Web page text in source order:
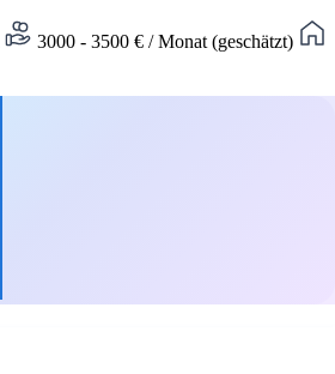
3000 - 3500 € / Monat (geschätzt)